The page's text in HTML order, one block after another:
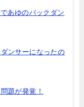
あゆのバックダン
ンサーになったの
題が発覚！